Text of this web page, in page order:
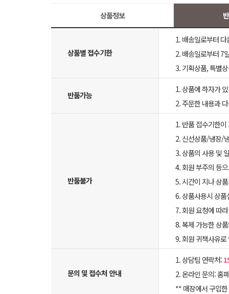
상품정보
상품별 접수기한
1. 배송일로부터
2. 배송일로부터 7
3. 기획상품, 특별
반품가능
1. 상품에 하자가
2. 주문한 내용과
반품불가
1. 반품 접수기한이
2. 신선상품/냉장/
3. 상품의 사용 및
4. 회원 부주의 등
5. 시간이 지나 상
6. 상품사용시 상
7. 회원 요청에 따
8. 복제 가능한 상
9. 회원 귀책사유
문의 및 접수처 안내
1. 상담팀 연락처:
2. 온라인 문의: 홈
** 매장에서 구입